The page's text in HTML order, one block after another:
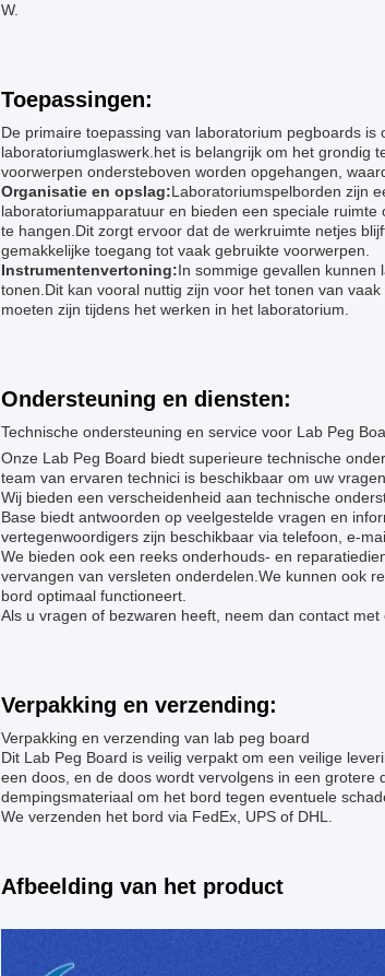
W.
Toepassingen:
De primaire toepassing van laboratorium pegboards
laboratoriumglaswerk.het is belangrijk om het grondig
voorwerpen ondersteboven worden opgehangen,
Organisatie en opslag:Laboratoriumspelborden zijn
laboratoriumapparatuur en bieden een speciale
te hangen.Dit zorgt ervoor dat de werkruimte netjes
gemakkelijke toegang tot vaak gebruikte voorwerpen.
Instrumentenvertoning:In sommige gevallen kunnen
tonen.Dit kan vooral nuttig zijn voor het tonen van
moeten zijn tijdens het werken in het laboratorium.
Ondersteuning en diensten:
Technische ondersteuning en service voor Lab Peg
Onze Lab Peg Board biedt superieure technische
team van ervaren technici is beschikbaar om uw
Wij bieden een verscheidenheid aan technische
Base biedt antwoorden op veelgestelde vragen en
vertegenwoordigers zijn beschikbaar via telefoon, e-
We bieden ook een reeks onderhouds- en
vervangen van versleten onderdelen.We kunnen ook
bord optimaal functioneert.
Als u vragen of bezwaren heeft, neem dan contact
Verpakking en verzending:
Verpakking en verzending van lab peg board
Dit Lab Peg Board is veilig verpakt om een veilige
een doos, en de doos wordt vervolgens in een
dempingsmateriaal om het bord tegen eventuele
We verzenden het bord via FedEx, UPS of DHL.
Afbeelding van het product